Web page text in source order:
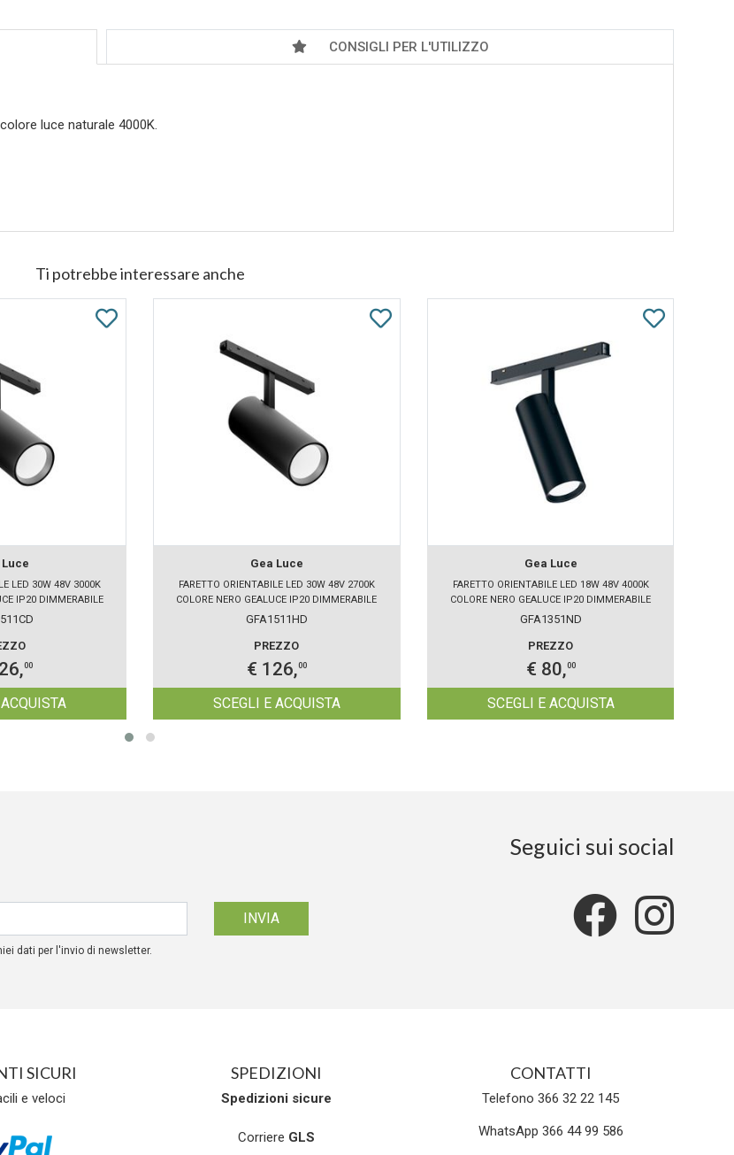
CONSIGLI PER L'UTILIZZO
luce naturale 4000K.
Ti potrebbe interessare anche
Luce
LED 30W 48V 3000K
IP20 DIMMERABILE
00
Gea Luce
FARETTO ORIENTABILE LED 30W 48V 2700K
COLORE NERO GEALUCE IP20 DIMMERABILE
GFA1511HD
PREZZO
€ 126,00
SCEGLI E ACQUISTA
Gea Luce
FARETTO ORIENTABILE LED 18W 48V 4000K
COLORE NERO GEALUCE IP20 DIMMERABILE
GFA1351ND
PREZZO
€ 80,00
SCEGLI E ACQUISTA
dati per l'invio di newsletter.
Seguici sui social
SICURI
e veloci
SPEDIZIONI
Spedizioni sicure
Corriere GLS
CONTATTI
Telefono 366 32 22 145
WhatsApp 366 44 99 586